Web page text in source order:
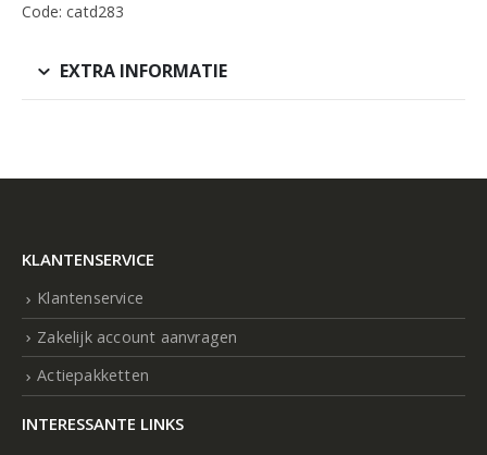
Code: catd283
EXTRA INFORMATIE
KLANTENSERVICE
Klantenservice
Zakelijk account aanvragen
Actiepakketten
INTERESSANTE LINKS